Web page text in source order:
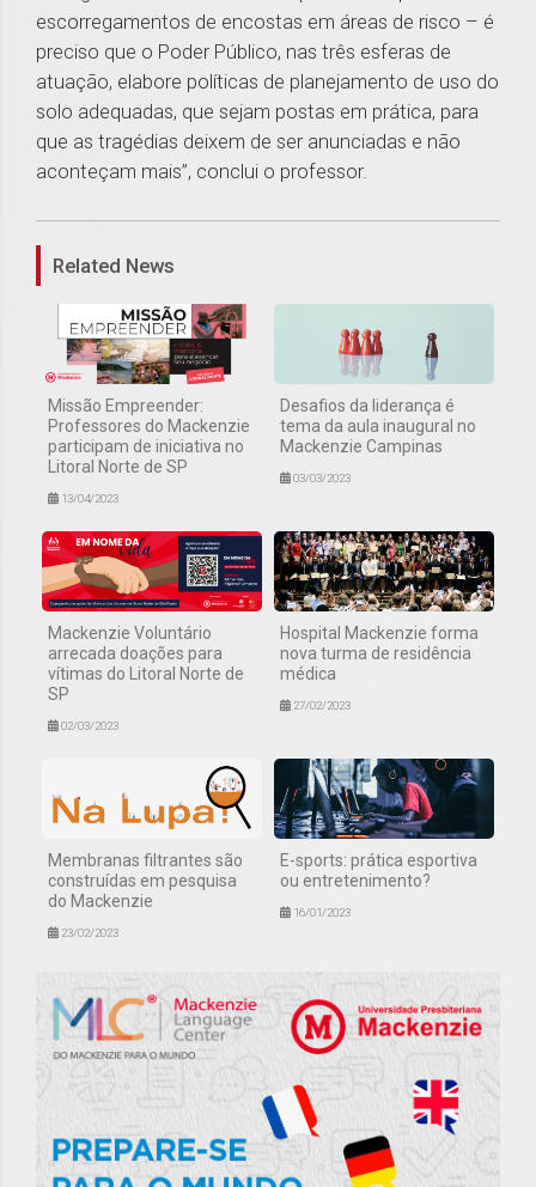
escorregamentos de encostas em áreas de risco – é
preciso que o Poder Público, nas três esferas de
atuação, elabore políticas de planejamento de uso do
solo adequadas, que sejam postas em prática, para
que as tragédias deixem de ser anunciadas e não
aconteçam mais”, conclui o professor.
1
Related News
Missão Empreender:
Professores do Mackenzie
participam de iniciativa no
Litoral Norte de SP
13/04/2023
Desafios da liderança é
tema da aula inaugural no
Mackenzie Campinas
03/03/2023
Mackenzie Voluntário
arrecada doações para
vítimas do Litoral Norte de
SP
02/03/2023
Hospital Mackenzie forma
nova turma de residência
médica
27/02/2023
Membranas filtrantes são
construídas em pesquisa
do Mackenzie
23/02/2023
E-sports: prática esportiva
ou entretenimento?
16/01/2023